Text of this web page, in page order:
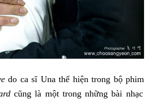
do ca sĩ Una thể hiện trong bộ phim
cũng là một trong những bài nhạc